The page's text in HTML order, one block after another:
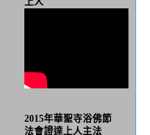
2015年華聖寺浴佛節
法會證達上人主法